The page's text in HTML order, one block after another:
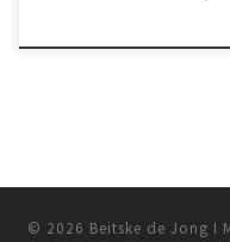
© 2026 Beitske de Jong I